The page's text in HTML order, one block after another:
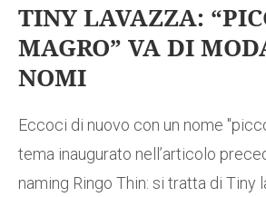
TINY LAVAZZA:
MAGRO” VA DI
NOMI
Eccoci di nuovo con un nome
tema inaugurato nell’articolo
naming Ringo Thin: si tratta di Tiny